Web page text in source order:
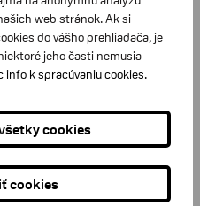
0905 420 066
0917 895 062 Južná
web stránok. Ak si
do vášho prehliadača, je
jeho časti nemusia
info k spracúvaniu cookies.
cookies
cookies